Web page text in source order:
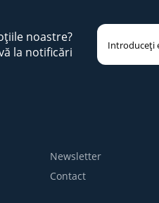
noastre?
la notificări
Newsletter
Contact